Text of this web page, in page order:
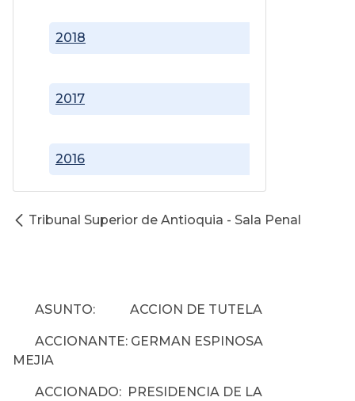
2016
2017
2018
Tribunal Superior de Antioquia - Sala Penal
ASUNTO: ACCION DE TUTELA
ACCIONANTE: GERMAN ESPINOSA
MEJIA
ACCIONADO: PRESIDENCIA DE LA